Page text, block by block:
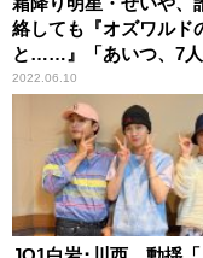
絡しても『オズワルド
と……』「あいつ、7
おる！」
2022.06.10